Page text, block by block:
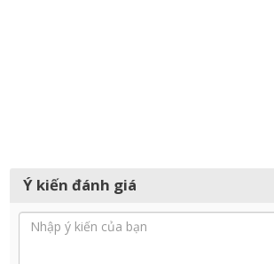
Ý kiến đánh giá